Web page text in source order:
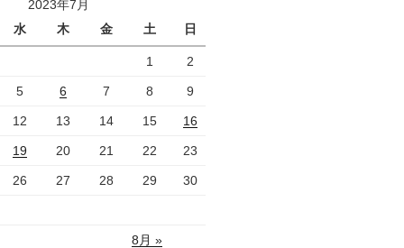
2023年7月
水 木 金 土 日
8月 »
1 2
5 6 7 8 9
12 13 14 15 16
19 20 21 22 23
26 27 28 29 30